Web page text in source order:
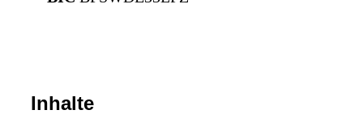
Inhalte